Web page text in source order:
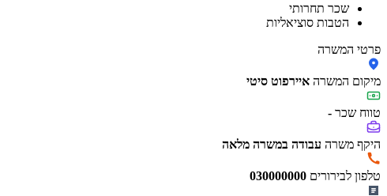
שכר תחרותי
הטבות סוציאליות
פרטי המשרה
מיקום המשרה איירפוט סיטי
טווח שכר -
היקף משרה עבודה במשרה מלאה
טלפון לבירורים 030000000